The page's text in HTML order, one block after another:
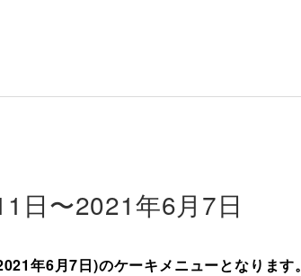
日〜2021年6月7日
年6月7日)のケーキメニューとなります。